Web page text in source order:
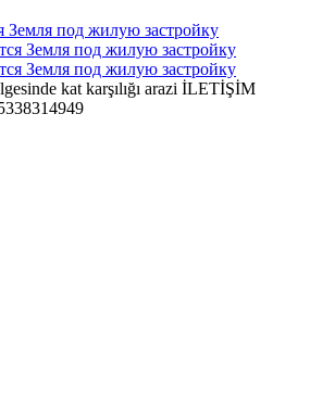
Земля под жилую застройку
Земля под жилую застройку
Земля под жилую застройку
kat karşılığı arazi İLETİŞİM